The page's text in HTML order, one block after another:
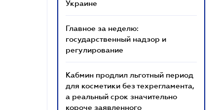
Украине
Главное за неделю:
государственный надзор и
регулирование
Кабмин продлил льготный период
для косметики без техрегламента,
а реальный срок значительно
короче заявленного